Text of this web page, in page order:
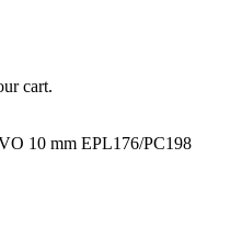
cart.
10 mm EPL176/PC198